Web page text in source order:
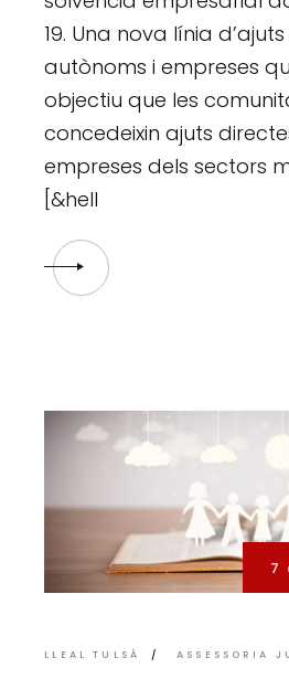
19. Una nova línia
autònoms i empreses
objectiu que les
concedeixin ajuts
empreses dels sectors
[&hell
7
LLEAL TULSÀ ASSESSORIA